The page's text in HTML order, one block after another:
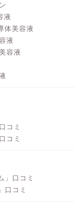
液
体美容液
液
容液
コミ
コミ
」口コミ
口コミ